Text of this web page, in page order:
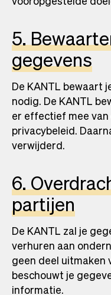
5.
gegevens
De KANTL bewaart
nodig. De KANTL
er effectief mee
privacybeleid.
verwijderd.
6.
partijen
De KANTL zal je
verhuren aan
geen deel uitmaken
beschouwt je
informatie.